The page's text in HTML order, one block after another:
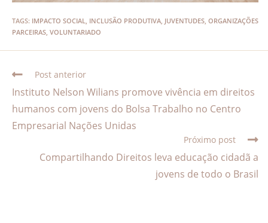
TAGS: IMPACTO SOCIAL INCLUSÃO PRODUTIVA JUVENTUDES ORGANIZAÇÕES
PARCEIRAS VOLUNTARIADO
Post anterior
Instituto Nelson Wilians promove vivência em direitos
humanos com jovens do Bolsa Trabalho no Centro
Empresarial Nações Unidas
Próximo post
Compartilhando Direitos leva educação cidadã a
jovens de todo o Brasil